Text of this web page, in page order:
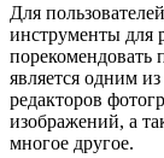
Для
инструменты для
порекомендовать
является одним
редакторов
изображений, а
многое другое.